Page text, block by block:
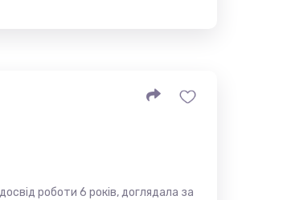
роботи 6 років, доглядала за